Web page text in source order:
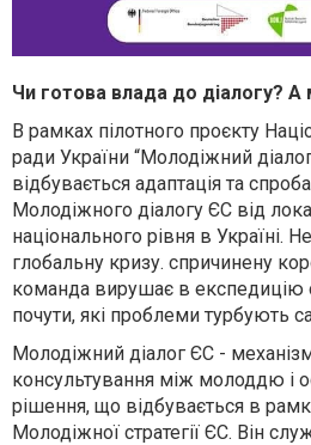
Чи готова влада до діалогу?
В рамках пілотного проєкту
ради України “Молодіжний
відбувається адаптація та
Молодіжного діалогу ЄС від
національного рівня в Україні.
глобальну кризу. спричинену
команда вирушає в експедицію
почути, які проблеми турбують
Молодіжний діалог ЄС -
консультування між молоддю і
рішення, що відбувається в
Молодіжної стратегії ЄС. Він